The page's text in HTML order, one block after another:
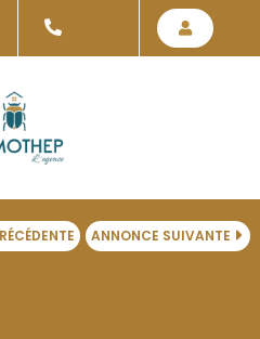
ANNONCE SUIVANTE